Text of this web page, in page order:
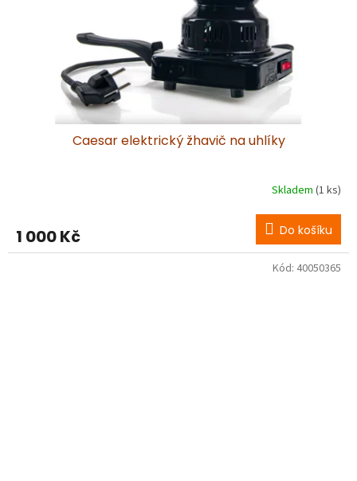
Caesar elektrický žhavič na uhlíky
Skladem (1 ks)
1 000 Kč Do košíku
Kód: 40050365